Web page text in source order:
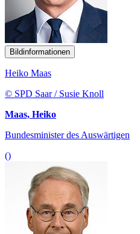
Bildinformationen
Heiko Maas
© SPD Saar / Susie Knoll
Maas, Heiko
Bundesminister des Auswärtigen
()